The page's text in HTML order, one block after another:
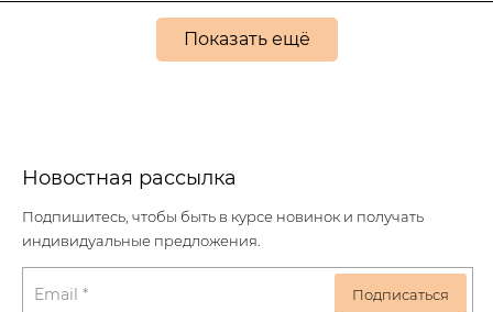
Показать ещё
Новостная рассылка
Подпишитесь, чтобы быть в курсе новинок и получать
индивидуальные предложения.